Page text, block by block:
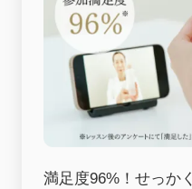
満足度96%！せっか